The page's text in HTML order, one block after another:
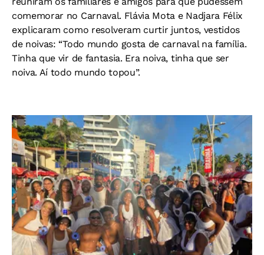
comemorar no Carnaval. Flávia Mota e Nadjara Félix
explicaram como resolveram curtir juntos, vestidos
de noivas: “Todo mundo gosta de carnaval na família.
Tinha que vir de fantasia. Era noiva, tinha que ser
noiva. Aí todo mundo topou”.